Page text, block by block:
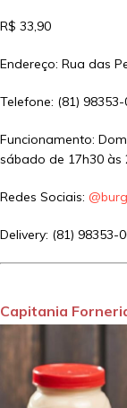
R$ 33,90
Endereço: Rua das
Telefone: (81)
Funcionamento:
sábado de 17h30 às
Redes Sociais:
Delivery: (81) 98353-
Capitania